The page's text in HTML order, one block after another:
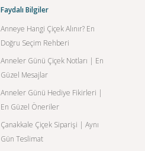
Faydalı Bilgiler
Anneye Hangi Çiçek Alınır? En
Doğru Seçim Rehberi
Anneler Günü Çiçek Notları | En
Güzel Mesajlar
Anneler Günü Hediye Fikirleri |
En Güzel Öneriler
Çanakkale Çiçek Siparişi | Aynı
Gün Teslimat